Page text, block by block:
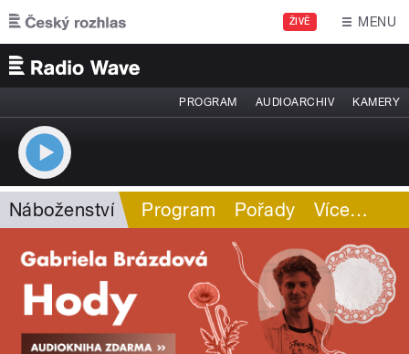
Přejít k hlavnímu obsahu
ŽIVĚ MENU
PROGRAM AUDIOARCHIV KAMERY
Náboženství Program Pořady Více…